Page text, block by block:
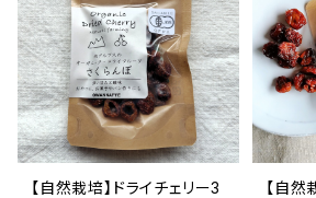
【自然栽培】ドライチェリー3
【自然